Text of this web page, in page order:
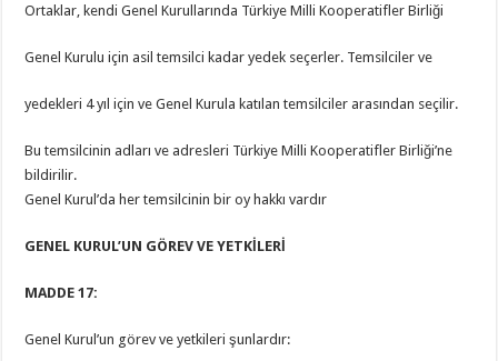
Ortaklar, kendi Genel Kurullarında Türkiye Milli Kooperatifler Birliği
Genel Kurulu için asil temsilci kadar yedek seçerler. Temsilciler ve
yedekleri 4 yıl için ve Genel Kurula katılan temsilciler arasından seçilir.
Bu temsilcinin adları ve adresleri Türkiye Milli Kooperatifler Birliği’ne
bildirilir.
Genel Kurul’da her temsilcinin bir oy hakkı vardır
GENEL KURUL’UN GÖREV VE YETKİLERİ
MADDE 17:
Genel Kurul’un görev ve yetkileri şunlardır: